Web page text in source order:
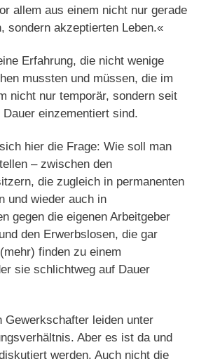
allem aus einem nicht nur gerade
sondern akzeptierten Leben.«
Erfahrung, die nicht wenige
mussten und müssen, die im
nicht nur temporär, sondern seit
Dauer einzementiert sind.
hier die Frage: Wie soll man
– zwischen den
die zugleich in permanenten
und wieder auch in
gegen die eigenen Arbeitgeber
den Erwerbslosen, die gar
finden zu einem
sie schlichtweg auf Dauer
Gewerkschafter leiden unter
Aber es ist da und
werden. Auch nicht die